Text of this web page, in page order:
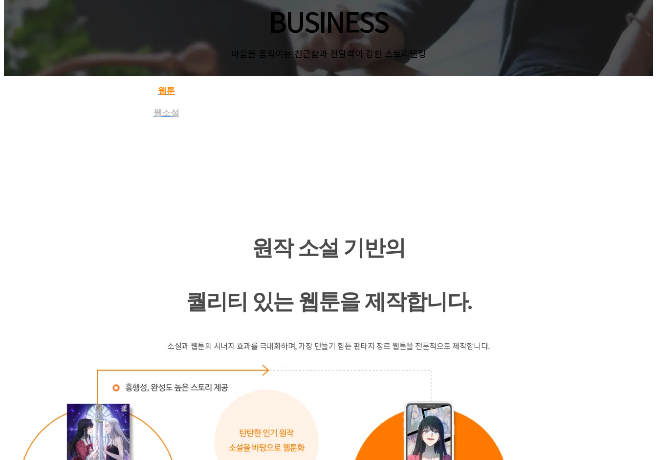
BUSINESS
마음을 움직이는 친근함과 전달력이 강한 스토리텔링
웹툰
웹소설
원작 소설 기반의
퀄리티 있는 웹툰을 제작합니다.
소설과 웹툰의 시너지 효과를 극대화하며, 가장 만들기 힘든 판타지 장르 웹툰을 전문적으로 제작합니다.